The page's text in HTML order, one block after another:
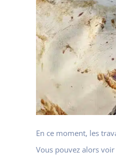
En ce moment, les
Vous pouvez alors